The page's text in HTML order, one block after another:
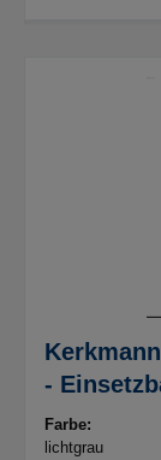
-
Farbe:
lichtgrau